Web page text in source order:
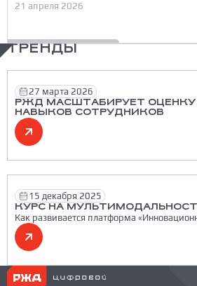
21 апреля 2026
ТРЕНДЫ
27 марта 2026
РЖД МАСШТАБИРУЕТ
НАВЫКОВ СОТРУДНИКОВ
15 декабря 2025
КУРС НА
Как развивается платформа